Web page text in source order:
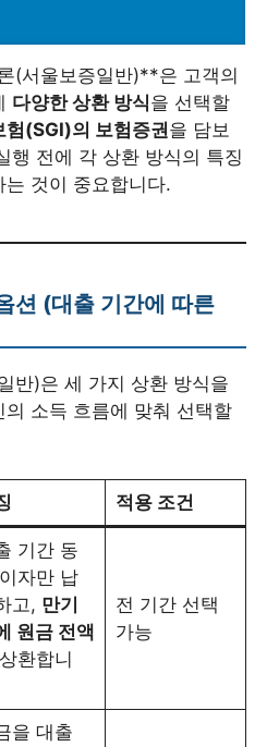
(서울보증일반)**은 고객의
다양한 상환 방식을 선택할
험(SGI)의 보험증권을 담보
행 전에 각 상환 방식의 특징
것이 중요합니다.
션 (대출 기간에 따른
반)은 세 가지 상환 방식을
소득 흐름에 맞춰 선택할
적용 조건
기간 동
자만 납
고, 만기
원금 전액
환합니
전 기간 선택
가능
을 대출